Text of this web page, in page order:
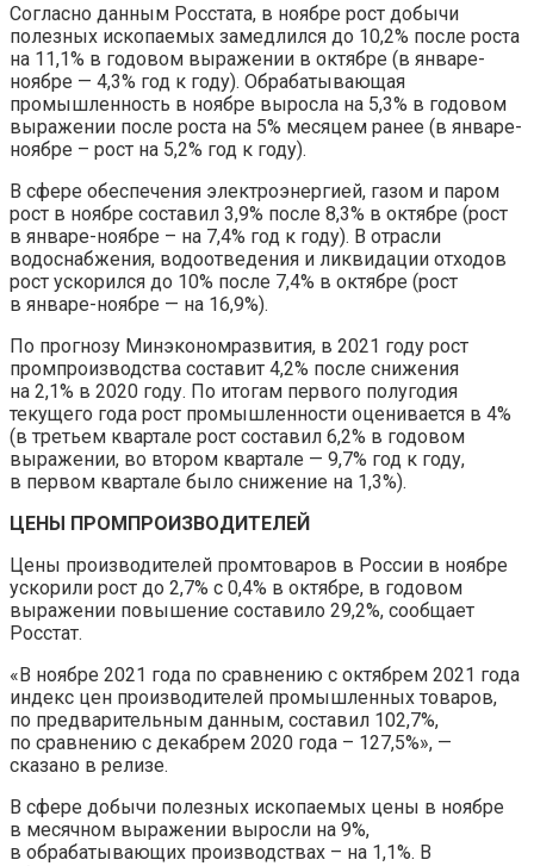
Согласно данным Росстата, в ноябре рост добычи
полезных ископаемых замедлился до 10,2% после роста
на 11,1% в годовом выражении в октябре (в январе-
ноябре — 4,3% год к году). Обрабатывающая
промышленность в ноябре выросла на 5,3% в годовом
выражении после роста на 5% месяцем ранее (в январе-
ноябре – рост на 5,2% год к году).
В сфере обеспечения электроэнергией, газом и паром
рост в ноябре составил 3,9% после 8,3% в октябре (рост
в январе-ноябре – на 7,4% год к году). В отрасли
водоснабжения, водоотведения и ликвидации отходов
рост ускорился до 10% после 7,4% в октябре (рост
в январе-ноябре — на 16,9%).
По прогнозу Минэкономразвития, в 2021 году рост
промпроизводства составит 4,2% после снижения
на 2,1% в 2020 году. По итогам первого полугодия
текущего года рост промышленности оценивается в 4%
(в третьем квартале рост составил 6,2% в годовом
выражении, во втором квартале — 9,7% год к году,
в первом квартале было снижение на 1,3%).
ЦЕНЫ ПРОМПРОИЗВОДИТЕЛЕЙ
Цены производителей промтоваров в России в ноябре
ускорили рост до 2,7% с 0,4% в октябре, в годовом
выражении повышение составило 29,2%, сообщает
Росстат.
«В ноябре 2021 года по сравнению с октябрем 2021 года
индекс цен производителей промышленных товаров,
по предварительным данным, составил 102,7%,
по сравнению с декабрем 2020 года – 127,5%», —
сказано в релизе.
В сфере добычи полезных ископаемых цены в ноябре
в месячном выражении выросли на 9%,
в обрабатывающих производствах – на 1,1%. В